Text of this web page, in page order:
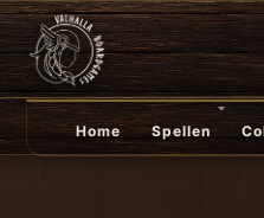
Home Spellen